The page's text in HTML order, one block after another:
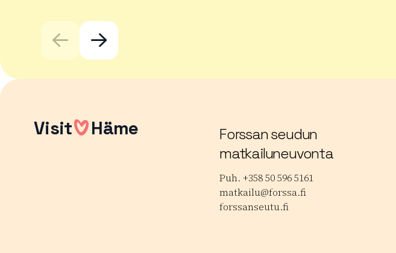
Visit Häme
Forssan seudun
matkailuneuvonta
Puh. +358 50 596 5161
matkailu@forssa.fi
forssanseutu.fi